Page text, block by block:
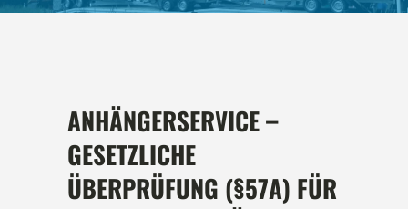
ANHÄNGERSERVICE –
GESETZLICHE
ÜBERPRÜFUNG (§57A) FÜR